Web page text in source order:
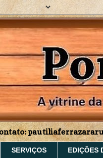
SERVIÇOS EDIÇÕES